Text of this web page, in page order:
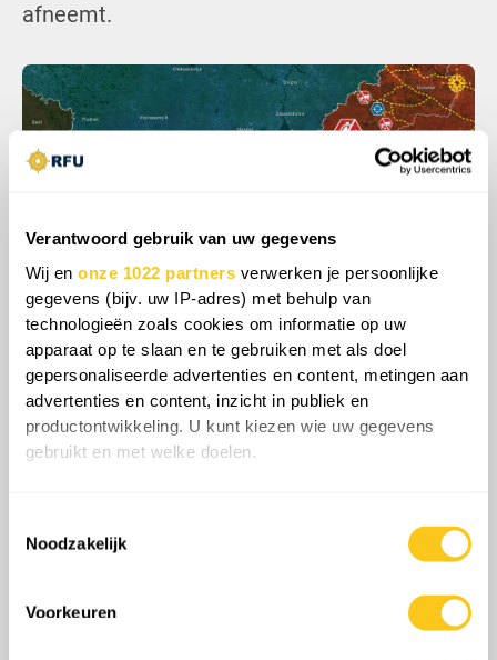
Verantwoord gebruik van uw gegevens
Wij enonze 1022 partners verwerken je persoonlijke
gegevens (bijv. uw IP-adres) met behulp van
technologieën zoals cookies om informatie op uw
apparaat op te slaan en te gebruiken met als doel
gepersonaliseerde advertenties en content, metingen aan
advertenties en content, inzicht in publiek en
productontwikkeling. U kunt kiezen wie uw gegevens
gebruikt en met welke doelen.
Informatie verzamelen over uw geografische
locatie, die tot een paar meter nauwkeurig kan zijn
scannen op specifieke eigenschappen (fingerprinting)
Noodzakelijk
Voorkeuren
afneemt.
Over het geheel genomen zal Rusland, als
Oekraïne dit tempo gedurende de zomer
volhoudt, te maken krijgen met een moeilijke
afweging die is ontstaan door de eigen fout
verplaatsingen vertragen om konvooien te
beschermen, ofwel hogere verliezen
houden. Elke extra escort vereist extra